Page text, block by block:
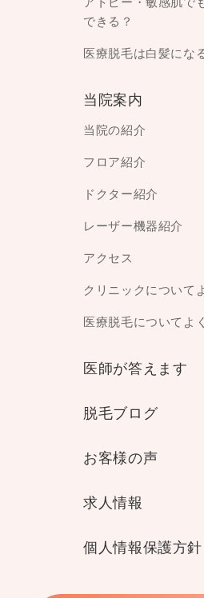
できる？
医療脱毛は白髪にな
当院案内
当院の紹介
フロア紹介
ドクター紹介
レーザー機器紹介
アクセス
クリニックについて
医療脱毛についてよ
医師が答えます
脱毛ブログ
お客様の声
求人情報
個人情報保護方針